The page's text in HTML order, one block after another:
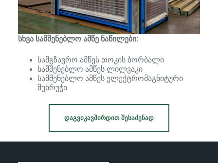
სხვა სამშენებლო ამწე ნაწილები:
სამგზავრო ამწეს თოკის ბორბალი
სამშენებლო ამწეს ლილვაკი
სამშენებლო ამწეს ელექტრომაგნიტური
მუხრუჭი
ᲓᲐᲒᲕᲘᲙᲐᲕᲨᲘᲠᲓᲘᲗ ᲨᲔᲡᲐᲫᲔᲜᲐᲓ